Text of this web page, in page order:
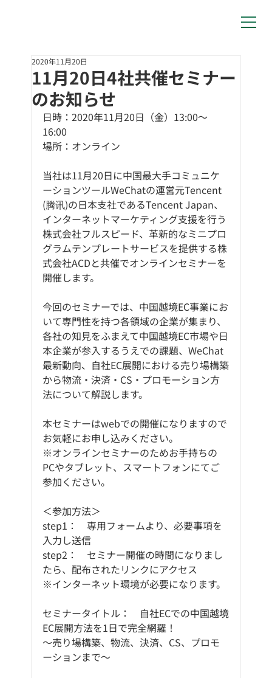
11月20日4社共催セミナー
のお知らせ
2020年11月20日
日時：2020年11月20日（金）13:00～
16:00
場所：オンライン
当社は11月20日に中国最大手コミュニケ
ーションツールWeChatの運営元Tencent
(腾讯)の日本支社であるTencent Japan、
インターネットマーケティング支援を行う
株式会社フルスピード、革新的なミニプロ
グラムテンプレートサービスを提供する株
式会社ACDと共催でオンラインセミナーを
開催します。
今回のセミナーでは、中国越境EC事業にお
いて専門性を持つ各領域の企業が集まり、
各社の知見をふまえて中国越境EC市場や日
本企業が参入するうえでの課題、WeChat
最新動向、自社EC展開における売り場構築
から物流・決済・CS・プロモーション方
法について解説します。
本セミナーはwebでの開催になりますので
お気軽にお申し込みください。
※オンラインセミナーのためお手持ちの
PCやタブレット、スマートフォンにてご
参加ください。
＜参加方法＞
step1：　専用フォームより、必要事項を
入力し送信
step2：　セミナー開催の時間になりまし
たら、配布されたリンクにアクセス
※インターネット環境が必要になります。
セミナータイトル：　自社ECでの中国越境
EC展開方法を1日で完全網羅！
～売り場構築、物流、決済、CS、プロモ
ーションまで～